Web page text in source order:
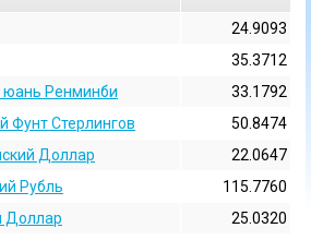
24.9093
35.3712
юань Ренминби
33.1792
Фунт Стерлингов
50.8474
Доллар
22.0647
Рубль
115.7760
Доллар
25.0320